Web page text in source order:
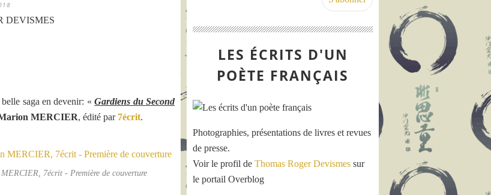
DEVISMES
saga en devenir: «Gardiens du Second
MERCIER, édité par 7écrit.
7écrit - Première de couverture
LES ÉCRITS D'UN
POÈTE FRANÇAIS
Photographies, présentations de livres et revues
de presse.
Voir le profil de Thomas Roger Devismes sur
le portail Overblog